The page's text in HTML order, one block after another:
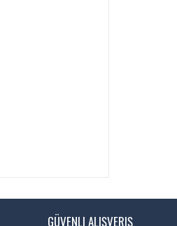
GÜVENLI ALIŞVERIŞ